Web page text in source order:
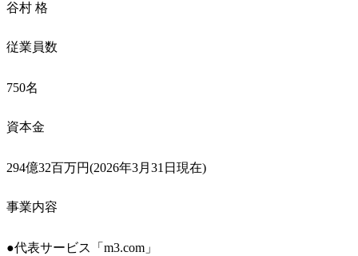
谷村 格
従業員数
750名
資本金
294億32百万円(2026年3月31日現在)
事業内容
●代表サービス「m3.com」